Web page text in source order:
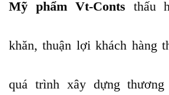
Mỹ phẩm Vt-Conts thấu
khăn, thuận lợi khách hàng
quá trình xây dựng